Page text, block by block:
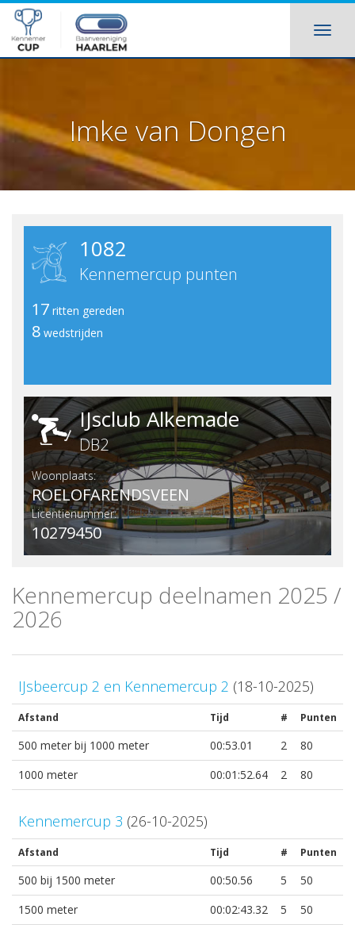
Imke van Dongen
1082
Kennemercup punten
17 ritten gereden
8 wedstrijden
IJsclub Alkemade
DB2
Woonplaats:
ROELOFARENDSVEEN
Licentienummer:
10279450
Kennemercup deelnamen 2025 /
2026
IJsbeercup 2 en Kennemercup 2 (18-10-2025)
Afstand Tijd # Punten
500 meter bij 1000 meter 00:53.01 2
80
1000 meter
00:01:52.64 2 80
Kennemercup 3 (26-10-2025)
Afstand Tijd # Punten
500 bij 1500 meter 00:50.56 5
50
1500 meter
00:02:43.32 5 50